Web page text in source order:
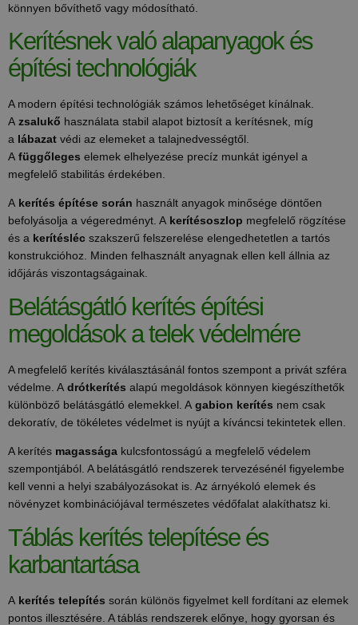
könnyen bővíthető vagy módosítható.
Kerítésnek való alapanyagok és
építési technológiák
A modern építési technológiák számos lehetőséget kínálnak.
A zsalukő használata stabil alapot biztosít a kerítésnek, míg
a lábazat védi az elemeket a talajnedvességtől.
A függőleges elemek elhelyezése precíz munkát igényel a
megfelelő stabilitás érdekében.
A kerítés építése során használt anyagok minősége döntően
befolyásolja a végeredményt. A kerítésoszlop megfelelő rögzítése
és a kerítésléc szakszerű felszerelése elengedhetetlen a tartós
konstrukcióhoz. Minden felhasznált anyagnak ellen kell állnia az
időjárás viszontagságainak.
Belátásgátló kerítés építési
megoldások a telek védelmére
A megfelelő kerítés kiválasztásánál fontos szempont a privát szféra
védelme. A drótkerítés alapú megoldások könnyen kiegészíthetők
különböző belátásgátló elemekkel. A gabion kerítés nem csak
dekoratív, de tökéletes védelmet is nyújt a kíváncsi tekintetek ellen.
A kerítés magassága kulcsfontosságú a megfelelő védelem
szempontjából. A belátásgátló rendszerek tervezésénél figyelembe
kell venni a helyi szabályozásokat is. Az árnyékoló elemek és
növényzet kombinációjával természetes védőfalat alakíthatsz ki.
Táblás kerítés telepítése és
karbantartása
A kerítés telepítés során különös figyelmet kell fordítani az elemek
pontos illesztésére. A táblás rendszerek előnye, hogy gyorsan és